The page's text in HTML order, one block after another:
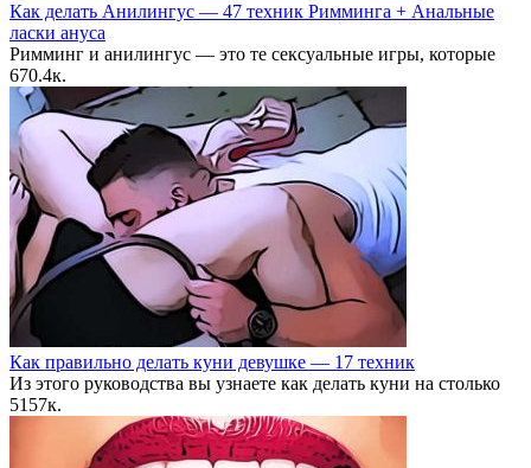
Как делать Анилингус — 47 техник Римминга + Анальные
ласки ануса
Римминг и анилингус — это те сексуальные игры, которые
670.4к.
Как правильно делать куни девушке — 17 техник
Из этого руководства вы узнаете как делать куни на столько
5157к.